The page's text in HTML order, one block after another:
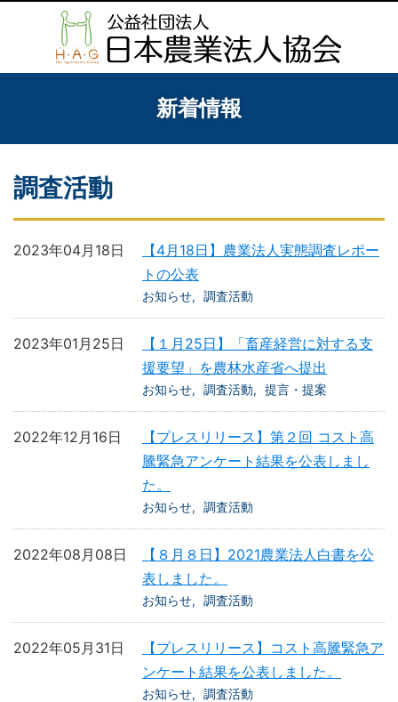
新着情報
調査活動
【4月18日】農業法人実態調査レポー
トの公表
2023年04月18日
お知らせ 調査活動
【１月25日】「畜産経営に対する支
援要望」を農林水産省へ提出
2023年01月25日
お知らせ 調査活動 提言・提案
【プレスリリース】第２回 コスト高
騰緊急アンケート結果を公表しまし
た。
2022年12月16日
お知らせ 調査活動
【８月８日】2021農業法人白書を公
表しました。
2022年08月08日
お知らせ 調査活動
【プレスリリース】コスト高騰緊急ア
ンケート結果を公表しました。
2022年05月31日
お知らせ 調査活動